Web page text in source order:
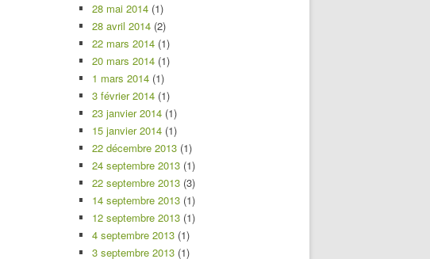
28 mai 2014 (1)
28 avril 2014 (2)
22 mars 2014 (1)
20 mars 2014 (1)
1 mars 2014 (1)
3 février 2014 (1)
23 janvier 2014 (1)
15 janvier 2014 (1)
22 décembre 2013 (1)
24 septembre 2013 (1)
22 septembre 2013 (3)
14 septembre 2013 (1)
12 septembre 2013 (1)
4 septembre 2013 (1)
3 septembre 2013 (1)